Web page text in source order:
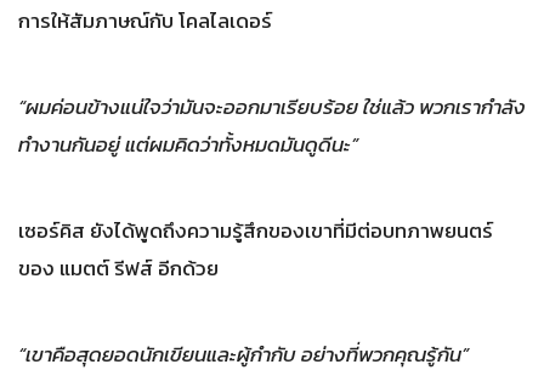
การให้สัมภาษณ์กับ โคลไลเดอร์
“ผมค่อนข้างแน่ใจว่ามันจะออกมาเรียบร้อย ใช่แล้ว พวกเรากำลัง
ทำงานกันอยู่ แต่ผมคิดว่าทั้งหมดมันดูดีนะ”
เซอร์คิส ยังได้พูดถึงความรู้สึกของเขาที่มีต่อบทภาพยนตร์
ของ แมตต์ รีฟส์ อีกด้วย
“เขาคือสุดยอดนักเขียนและผู้กำกับ อย่างที่พวกคุณรู้กัน”